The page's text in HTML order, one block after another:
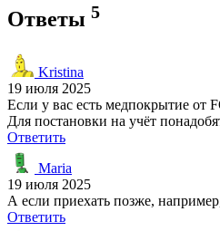
Ответы 5
Kristina
19 июля 2025
Если у вас есть медпокрытие от
Для постановки на учёт
Ответить
Maria
19 июля 2025
А если приехать позже,
Ответить